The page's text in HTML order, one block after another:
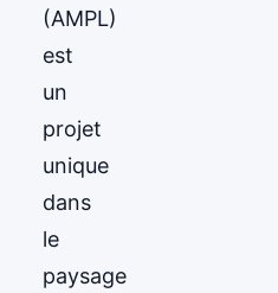
(AMPL)
est
un
projet
unique
dans
le
paysage